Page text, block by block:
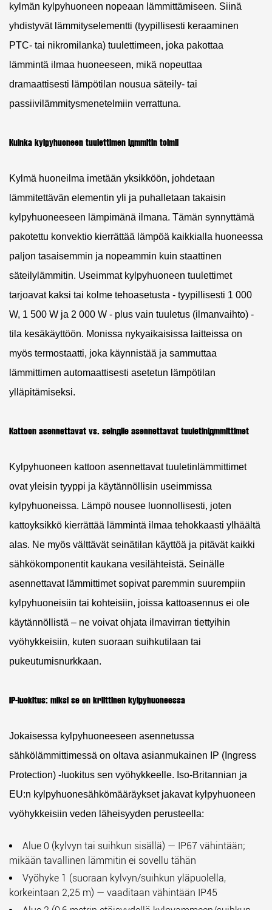
kylmän kylpyhuoneen nopeaan lämmittämiseen. Siinä
yhdistyvät lämmityselementti (tyypillisesti keraaminen
PTC- tai nikromilanka) tuulettimeen, joka pakottaa
lämmintä ilmaa huoneeseen, mikä nopeuttaa
dramaattisesti lämpötilan nousua säteily- tai
passiivilämmitysmenetelmiin verrattuna.
Kuinka kylpyhuoneen tuulettimen lämmitin toimii
Kylmä huoneilma imetään yksikköön, johdetaan
lämmitettävän elementin yli ja puhalletaan takaisin
kylpyhuoneeseen lämpimänä ilmana. Tämän synnyttämä
pakotettu konvektio kierrättää lämpöä kaikkialla huoneessa
paljon tasaisemmin ja nopeammin kuin staattinen
säteilylämmitin. Useimmat kylpyhuoneen tuulettimet
tarjoavat kaksi tai kolme tehoasetusta - tyypillisesti 1 000
W, 1 500 W ja 2 000 W - plus vain tuuletus (ilmanvaihto) -
tila kesäkäyttöön. Monissa nykyaikaisissa laitteissa on
myös termostaatti, joka käynnistää ja sammuttaa
lämmittimen automaattisesti asetetun lämpötilan
ylläpitämiseksi.
Kattoon asennettavat vs. seinälle asennettavat tuuletinlämmittimet
Kylpyhuoneen kattoon asennettavat tuuletinlämmittimet
ovat yleisin tyyppi ja käytännöllisin useimmissa
kylpyhuoneissa. Lämpö nousee luonnollisesti, joten
kattoyksikkö kierrättää lämmintä ilmaa tehokkaasti ylhäältä
alas. Ne myös välttävät seinätilan käyttöä ja pitävät kaikki
sähkökomponentit kaukana vesilähteistä. Seinälle
asennettavat lämmittimet sopivat paremmin suurempiin
kylpyhuoneisiin tai kohteisiin, joissa kattoasennus ei ole
käytännöllistä – ne voivat ohjata ilmavirran tiettyihin
vyöhykkeisiin, kuten suoraan suihkutilaan tai
pukeutumisnurkkaan.
IP-luokitus: miksi se on kriittinen kylpyhuoneessa
Jokaisessa kylpyhuoneeseen asennetussa
sähkölämmittimessä on oltava asianmukainen
IP (Ingress
Protection) -luokitus sen vyöhykkeelle. Iso-Britannian ja
EU:n kylpyhuonesähkömääräykset jakavat kylpyhuoneen
vyöhykkeisiin veden läheisyyden perusteella:
Alue 0 (kylvyn tai suihkun sisällä) — IP67 vähintään;
mikään tavallinen lämmitin ei sovellu tähän
Vyöhyke 1 (suoraan kylvyn/suihkun yläpuolella,
korkeintaan 2,25 m) — vaaditaan vähintään IP45